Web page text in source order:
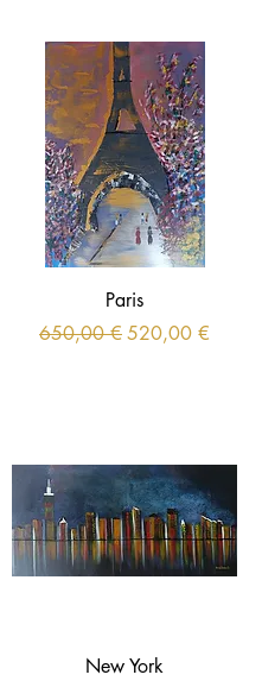
Paris
Prix original
650,00 €Prix
520,00 €
New York